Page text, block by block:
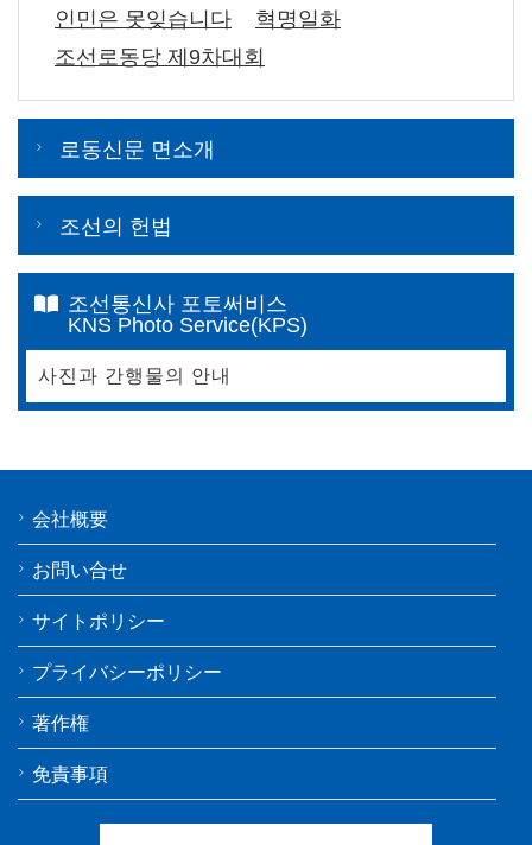
인민은 못잊습니다
혁명일화
조선로동당 제9차대회
로동신문 면소개
조선의 헌법
조선통신사 포토써비스
KNS Photo Service(KPS)
사진과 간행물의 안내
会社概要
お問い合せ
サイトポリシー
プライバシーポリシー
著作権
免責事項